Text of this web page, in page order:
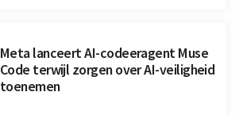
Meta lanceert AI-codeeragent Muse
Code terwijl zorgen over AI-veiligheid
toenemen